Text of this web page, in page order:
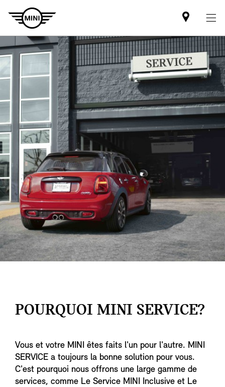
Mini
dealer
partner
POURQUOI MINI SERVICE?
Vous et votre MINI êtes faits l'un pour l'autre. MINI
SERVICE a toujours la bonne solution pour vous.
C'est pourquoi nous offrons une large gamme de
services, comme Le Service MINI Inclusive et Le